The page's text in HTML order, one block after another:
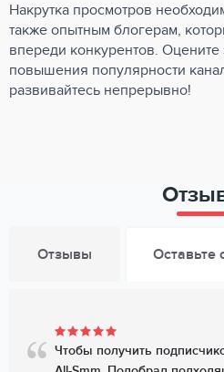
Накрутка просмотров
также опытным блогерам,
впереди конкурентов. Оцените
повышения популярности
развивайтесь непрерывно!
Отзывы Оставьте
Чтобы получить